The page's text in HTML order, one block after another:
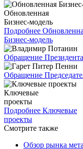
Обновленная
Бизнес-модель
Подробнее
Бизнес-модель
Обращение Президента
Обращение
Ключевые
проекты
Подробнее Ключевые
проекты
Смотрите также
Обзор рынка